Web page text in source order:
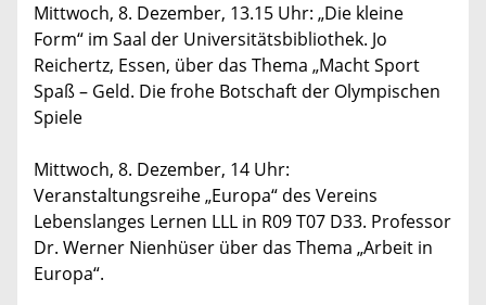
Mittwoch, 8. Dezember, 13.15 Uhr: „Die kleine
Form“ im Saal der Universitätsbibliothek. Jo
Reichertz, Essen, über das Thema „Macht Sport
Spaß – Geld. Die frohe Botschaft der Olympischen
Spiele
Mittwoch, 8. Dezember, 14 Uhr:
Veranstaltungsreihe „Europa“ des Vereins
Lebenslanges Lernen LLL in R09 T07 D33. Professor
Dr. Werner Nienhüser über das Thema „Arbeit in
Europa“.